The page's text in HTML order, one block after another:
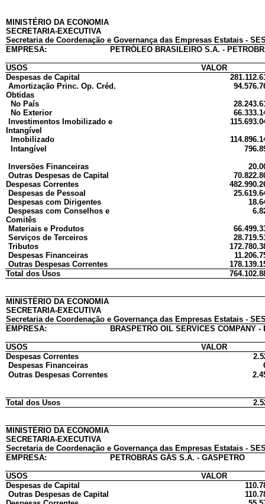
MINISTÉRIO DA ECONOMIA
SECRETARIA-EXECUTIVA
Secretaria de Coordenação e Governança das Empresas Estatais -
EMPRESA:
PETRÓLEO BRASILEIRO S.A. -
USOS
VALOR
Despesas de Capital
Amortização Princ. Op. Créd.
Obtidas
No País
No Exterior
Investimentos Imobilizado e
Intangível
Imobilizado
Intangível
Inversões Financeiras
Outras Despesas de Capital
Despesas Correntes
Despesas de Pessoal
Despesas com Dirigentes
Despesas com Conselhos e
Comitês
Materiais e Produtos
Serviços de Terceiros
Tributos
Despesas Financeiras
Outras Despesas Correntes
Total dos Usos
MINISTÉRIO DA ECONOMIA
SECRETARIA-EXECUTIVA
Secretaria de Coordenação e Governança das Empresas Estatais -
EMPRESA:
BRASPETRO OIL SERVICES COMPANY -
USOS
VALOR
Despesas Correntes
Despesas Financeiras
Outras Despesas Correntes
Total dos Usos
MINISTÉRIO DA ECONOMIA
SECRETARIA-EXECUTIVA
Secretaria de Coordenação e Governança das Empresas Estatais -
EMPRESA:
PETROBRAS GÁS S.A. - GASPETRO
USOS
VALOR
Despesas de Capital
Outras Despesas de Capital